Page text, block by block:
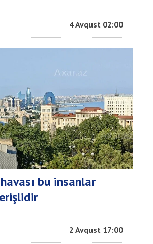
4 Avqust 02:00
bu insanlar
2 Avqust 17:00